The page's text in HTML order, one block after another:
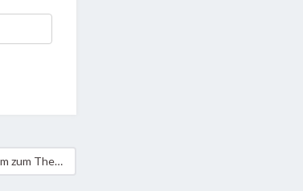
Aktionsprogramm zum Thema Klimawandel in Käerjeng